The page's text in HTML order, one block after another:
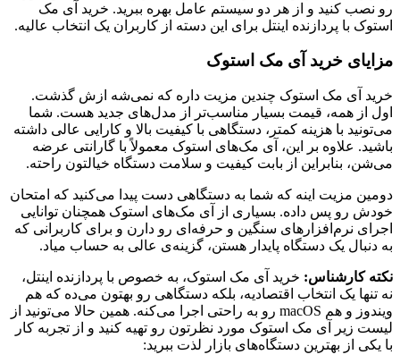
رو نصب کنید و از هر دو سیستم عامل بهره ببرید. خرید آی مک
استوک با پردازنده اینتل برای این دسته از کاربران یک انتخاب عالیه.
مزایای خرید آی مک استوک
خرید آی مک استوک چندین مزیت داره که نمی‌شه ازش گذشت.
اول از همه، قیمت بسیار مناسب‌تر از مدل‌های جدید هست. شما
می‌تونید با هزینه کمتر، دستگاهی با کیفیت بالا و کارایی عالی داشته
باشید. علاوه بر این، آی مک‌های استوک معمولاً با گارانتی عرضه
می‌شن، بنابراین از بابت کیفیت و سلامت دستگاه خیالتون راحته.
دومین مزیت اینه که شما به دستگاهی دست پیدا می‌کنید که امتحان
خودش رو پس داده. بسیاری از آی مک‌های استوک همچنان توانایی
اجرای نرم‌افزارهای سنگین و حرفه‌ای رو دارن و برای کاربرانی که
به دنبال یک دستگاه پایدار هستن، گزینه‌ی عالی به حساب میاد.
نکته کارشناس: خرید آی مک استوک، به خصوص با پردازنده اینتل،
نه تنها یک انتخاب اقتصادیه، بلکه دستگاهی رو بهتون می‌ده که هم
ویندوز و هم macOS رو به راحتی اجرا می‌کنه. همین حالا می‌تونید از
لیست زیر آی مک استوک مورد نظرتون رو تهیه کنید و از تجربه کار
با یکی از بهترین دستگاه‌های بازار لذت ببرید: